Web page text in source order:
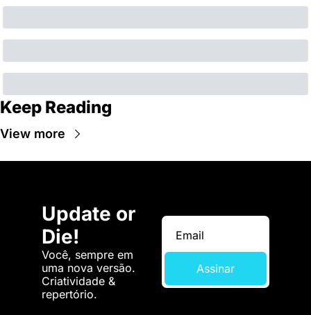
Keep Reading
View more
Update or
Die!
Você, sempre em
uma nova versão.
Criatividade &
repertório.
Assinar